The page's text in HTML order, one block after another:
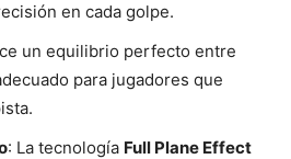
en cada golpe.
un equilibrio perfecto entre
para jugadores que
: La tecnología Full Plane Effect